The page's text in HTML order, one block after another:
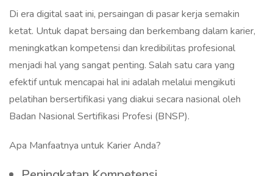
Di era digital saat ini, persaingan di pasar kerja semakin
ketat. Untuk dapat bersaing dan berkembang dalam karier,
meningkatkan kompetensi dan kredibilitas profesional
menjadi hal yang sangat penting. Salah satu cara yang
efektif untuk mencapai hal ini adalah melalui mengikuti
pelatihan bersertifikasi yang diakui secara nasional oleh
Badan Nasional Sertifikasi Profesi (BNSP).
Apa Manfaatnya untuk Karier Anda?